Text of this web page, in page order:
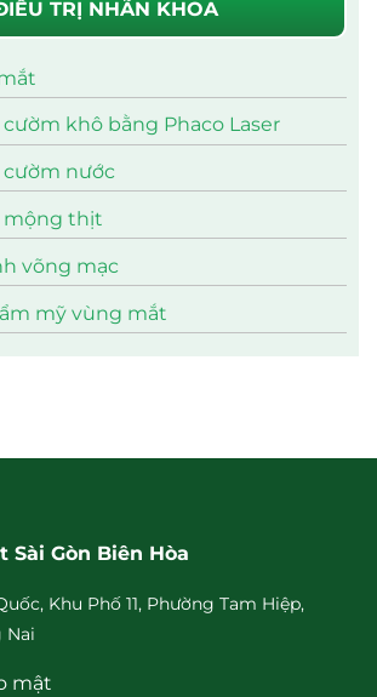
TRỊ NHÃN KHOA
khô bằng Phaco Laser
nước
mộng thịt
võng mạc
mỹ vùng mắt
Sài Gòn Biên Hòa
Khu Phố 11, Phường Tam Hiệp,
Nai
mật